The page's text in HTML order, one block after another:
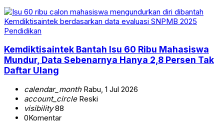
Pendidikan
Kemdiktisaintek Bantah Isu 60 Ribu Mahasiswa
Mundur, Data Sebenarnya Hanya 2,8 Persen Tak
Daftar Ulang
calendar_monthRabu, 1 Jul 2026
account_circleReski
visibility88
0Komentar